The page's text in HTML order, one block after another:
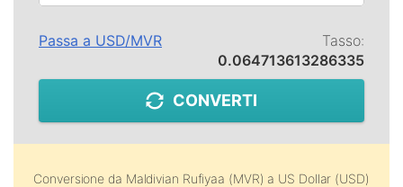
Passa a USD/MVR
Tasso:
0.064713613286335
CONVERTI
Conversione da Maldivian Rufiyaa (MVR) a US Dollar (USD)